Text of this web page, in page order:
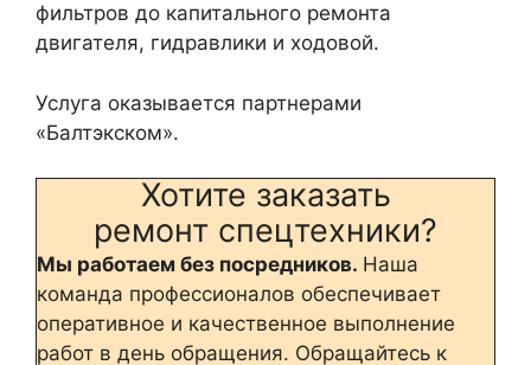
фильтров до капитального ремонта
двигателя, гидравлики и ходовой.
Услуга оказывается партнерами
«Балтэкском».
Хотите заказать
ремонт спецтехники?
Мы работаем без посредников. Наша
команда профессионалов обеспечивает
оперативное и качественное выполнение
работ в день обращения. Обращайтесь к